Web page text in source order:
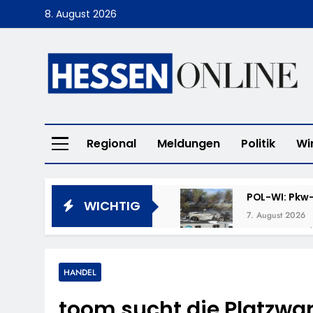
to
8. August 2026
Hessen Online
Regional Meldungen Politik
WICHTIG
POL-WI:
7. August 2026
POL-LM:
POL-DA:
POL-OF:
HANDEL